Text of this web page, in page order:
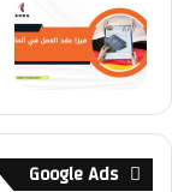
Google Ads